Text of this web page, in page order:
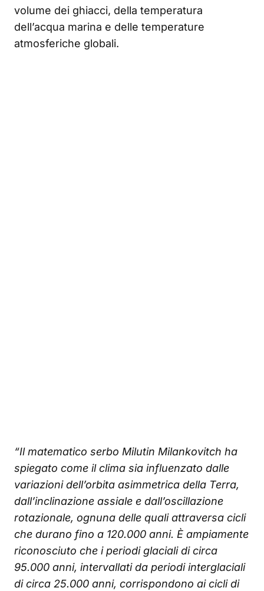
volume dei ghiacci, della temperatura
dell’acqua marina e delle temperature
atmosferiche globali.
“Il matematico serbo Milutin Milankovitch ha
spiegato come il clima sia influenzato dalle
variazioni dell’orbita asimmetrica della Terra,
dall’inclinazione assiale e dall’oscillazione
rotazionale, ognuna delle quali attraversa cicli
che durano fino a 120.000 anni. È ampiamente
riconosciuto che i periodi glaciali di circa
95.000 anni, intervallati da periodi interglaciali
di circa 25.000 anni, corrispondono ai cicli di